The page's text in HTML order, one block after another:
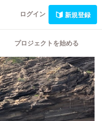
ログイン 新規登録
プロジェクトを始める